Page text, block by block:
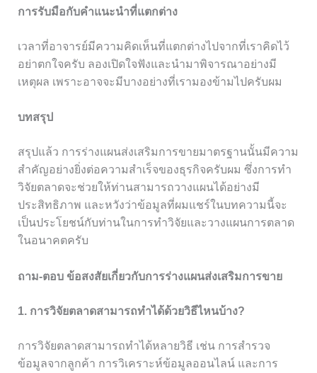
การรับมือกับคำแนะนำที่แตกต่าง
เวลาที่อาจารย์มีความคิดเห็นที่แตกต่างไปจากที่เราคิดไว้
อย่าตกใจครับ ลองเปิดใจฟังและนำมาพิจารณาอย่างมี
เหตุผล เพราะอาจจะมีบางอย่างที่เรามองข้ามไปครับผม
บทสรุป
สรุปแล้ว การร่างแผนส่งเสริมการขายมาตรฐานนั้นมีความ
สำคัญอย่างยิ่งต่อความสำเร็จของธุรกิจครับผม ซึ่งการทำ
วิจัยตลาดจะช่วยให้ท่านสามารถวางแผนได้อย่างมี
ประสิทธิภาพ และหวังว่าข้อมูลที่ผมแชร์ในบทความนี้จะ
เป็นประโยชน์กับท่านในการทำวิจัยและวางแผนการตลาด
ในอนาคตครับ
ถาม-ตอบ ข้อสงสัยเกี่ยวกับการร่างแผนส่งเสริมการขาย
1. การวิจัยตลาดสามารถทำได้ด้วยวิธีไหนบ้าง?
การวิจัยตลาดสามารถทำได้หลายวิธี เช่น การสำรวจ
ข้อมูลจากลูกค้า การวิเคราะห์ข้อมูลออนไลน์ และการ